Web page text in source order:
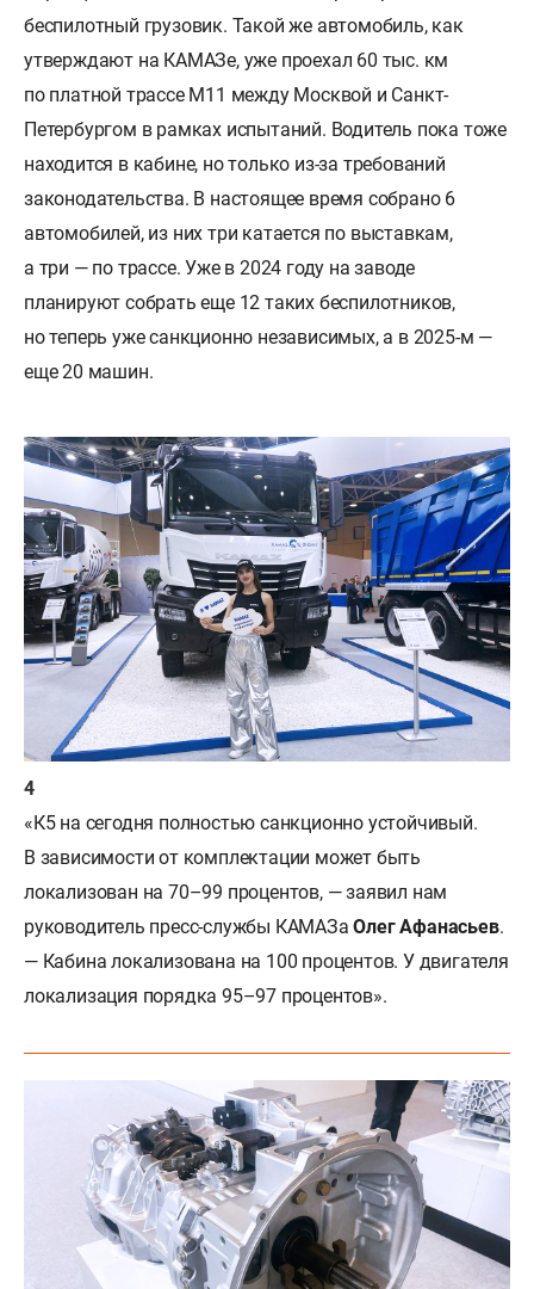
беспилотный грузовик. Такой же автомобиль, как
утверждают на КАМАЗе, уже проехал 60 тыс. км
по платной трассе М11 между Москвой и Санкт-
Петербургом в рамках испытаний. Водитель пока тоже
находится в кабине, но только из-за требований
законодательства. В настоящее время собрано 6
автомобилей, из них три катается по выставкам,
а три — по трассе. Уже в 2024 году на заводе
планируют собрать еще 12 таких беспилотников,
но теперь уже санкционно независимых, а в 2025-м —
еще 20 машин.
«К5 на сегодня полностью санкционно устойчивый.
В зависимости от комплектации может быть
локализован на 70–99 процентов, — заявил нам
руководитель пресс-службы КАМАЗаОлег Афанасьев.
— Кабина локализована на 100 процентов. У двигателя
локализация порядка 95–97 процентов».